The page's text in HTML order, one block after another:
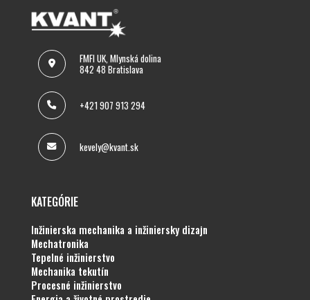
FMFI UK, Mlynská dolina
842 48 Bratislava
+421 907 913 294
kevely@kvant.sk
KATEGÓRIE
inžinierska mechanika a inžiniersky dizajn
mechatronika
tepelné inžinierstvo
mechanika tekutín
procesné inžinierstvo